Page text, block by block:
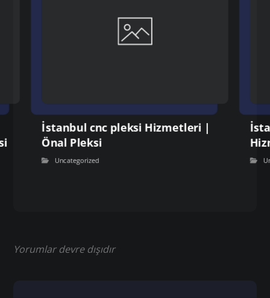
İstanbul cnc pleksi Hizmetleri |
Önal Pleksi
Uncategorized
Yorumlar devre dışıdır